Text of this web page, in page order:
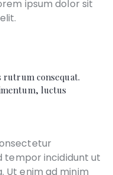
ipsum dolor sit
rutrum consequat.
luctus
tempor incididunt ut
Ut enim ad minim